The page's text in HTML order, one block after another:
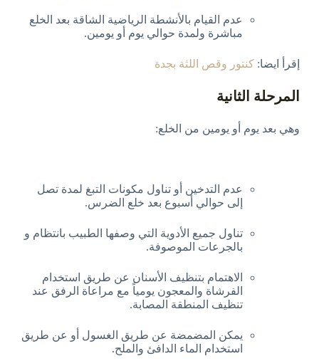
عدم القيام بالأنشطة الرياضية الشاقة بعد الخلع
مباشرة ولمدة حوالي يوم أو يومين.
إقرأ ايضا: كنتور وقص اللثة بجدة
المرحلة الثانية
وهي بعد يوم أو يومين من الخلع:
عدم التدخين أو تناول مكونات التبغ لمدة تصل
إلى حوالي أسبوع بعد خلع الضرس.
تناول جميع الأدوية التي وصفها الطبيب بانتظام و
بالجرعات الموصوفة.
الاهتمام بتنظيف الأسنان عن طريق استخدام
الفرشاة والمعجون يومياً مع مراعاة الرفق عند
تنظيف المنطقة المصابة.
يمكن المضمضة عن طريق الغسول أو عن طريق
استخدام الماء الدافئ والملح.